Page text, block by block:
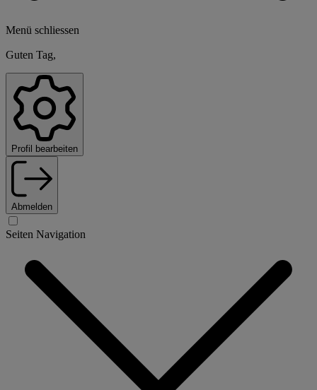
Menü schliessen
Guten Tag,
Profil bearbeiten
Abmelden
Seiten Navigation